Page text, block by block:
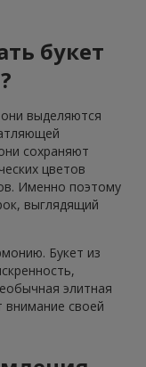
букет
выделяются
сохраняют
цветов
Именно поэтому
выглядящий
Букет из
элитная
внимание своей